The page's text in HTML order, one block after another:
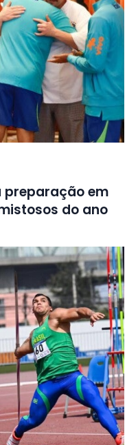
preparação em
do ano